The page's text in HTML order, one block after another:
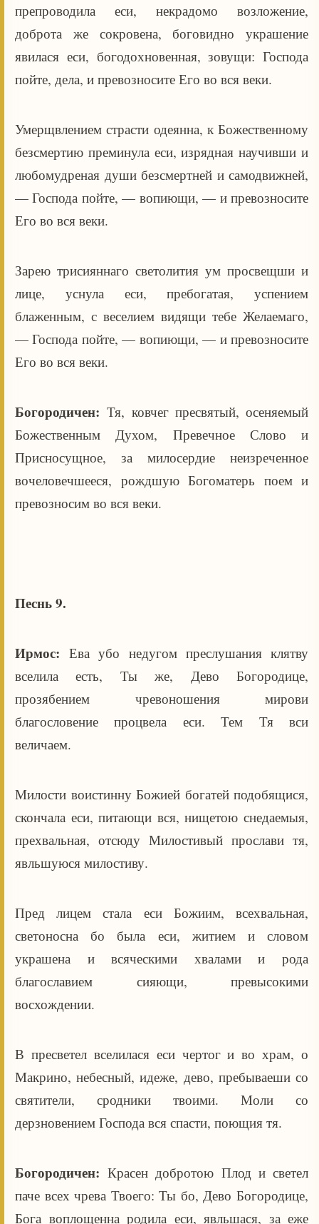
препроводила еси, некрадомо возложение,
доброта же сокровена, боговидно украшение
явилася еси, богодохновенная, зовущи: Господа
пойте, дела, и превозносите Его во вся веки.
Умерщвлением страсти одеянна, к Божественному
безсмертию преминула еси, изрядная научивши и
любомудреная души безсмертней и самодвижней,
— Господа пойте, — вопиющи, — и превозносите
Его во вся веки.
Зарею трисияннаго светолития ум просвещши и
лице, уснула еси, пребогатая, успением
блаженным, с веселием видящи тебе Желаемаго,
— Господа пойте, — вопиющи, — и превозносите
Его во вся веки.
Богородичен:Тя, ковчег пресвятый, осеняемый
Божественным Духом, Превечное Слово и
Присносущное, за милосердие неизреченное
вочеловечшееся, рождшую Богоматерь поем и
превозносим во вся веки.
Песнь 9.
Ирмос:Ева убо недугом преслушания клятву
вселила есть, Ты же, Дево Богородице,
прозябением чревоношения мирови
благословение процвела еси. Тем Тя вси
величаем.
Милости воистинну Божией богатей подобящися,
скончала еси, питающи вся, нищетою снедаемыя,
прехвальная, отсюду Милостивый прослави тя,
явльшуюся милостиву.
Пред лицем стала еси Божиим, всехвальная,
светоносна бо была еси, житием и словом
украшена и всяческими хвалами и рода
благославием сияющи, превысокими
восхождении.
В пресветел вселилася еси чертог и во храм, о
Макрино, небесный, идеже, дево, пребываеши со
святители, сродники твоими. Моли со
дерзновением Господа вся спасти, поющия тя.
Богородичен:Красен добротою Плод и светел
паче всех чрева Твоего: Ты бо, Дево Богородице,
Бога воплощенна родила еси, явльшася, за еже